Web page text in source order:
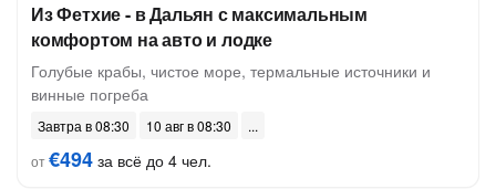
Из Фетхие - в Дальян с максимальным
комфортом на авто и лодке
Голубые крабы, чистое море, термальные источники и
винные погреба
Завтра в 08:30
10 авг в 08:30
от€494 за всё до 4 чел.